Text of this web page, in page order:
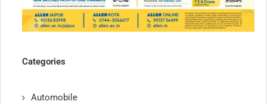
Categories
Automobile